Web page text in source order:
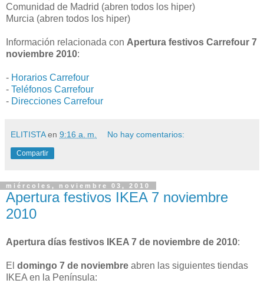
Comunidad de Madrid (abren todos los hiper)
Murcia (abren todos los hiper)
Información relacionada con Apertura festivos Carrefour 7
noviembre 2010:
- Horarios Carrefour
- Teléfonos Carrefour
- Direcciones Carrefour
ELITISTA en 9:16 a. m. No hay comentarios:
Compartir
miércoles, noviembre 03, 2010
Apertura festivos IKEA 7 noviembre
2010
Apertura días festivos IKEA 7 de noviembre de 2010:
El domingo 7 de noviembre abren las siguientes tiendas
IKEA en la Península: